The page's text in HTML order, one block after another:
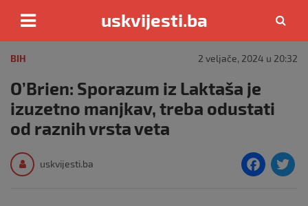
content
uskvijesti.ba
BIH 2 veljače, 2024 u 20:32
O’Brien: Sporazum iz Laktaša je
izuzetno manjkav, treba odustati
od raznih vrsta veta
uskvijesti.ba
F